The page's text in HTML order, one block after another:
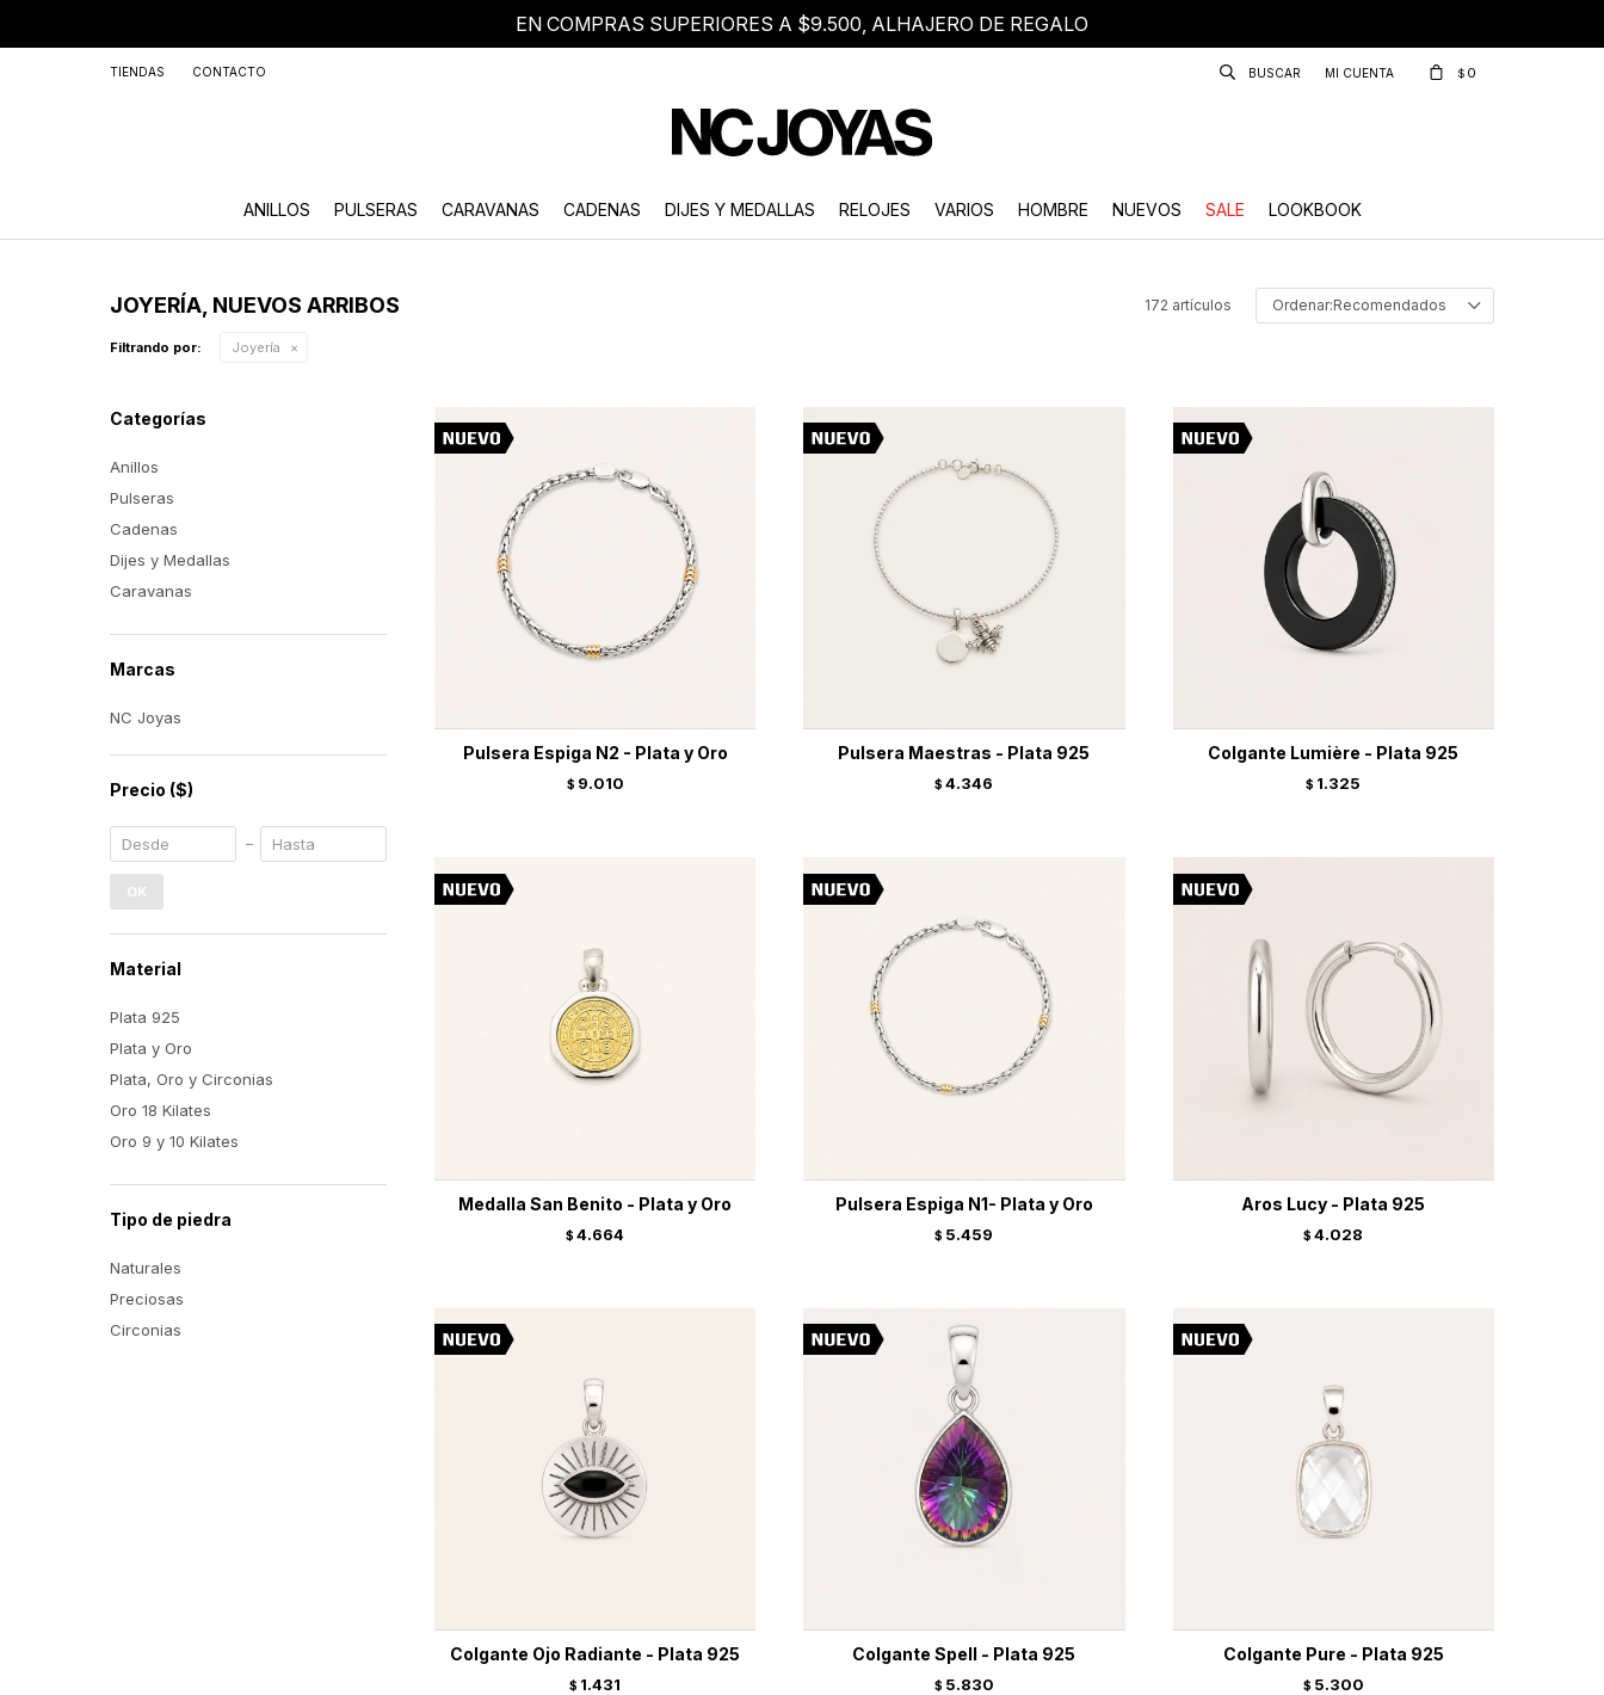
EN COMPRAS SUPERIORES A $9.500, ALHAJERO DE REGALO
ANILLOS PULSERAS CARAVANAS CADENAS DIJES Y MEDALLAS RELOJES VARIOS HOMBRE NUEVOS SALE LOOKBOOK
$ 0
TIENDAS CONTACTO
JOYERÍA, NUEVOS ARRIBOS 172 artículos Recomendados
Filtrando por: Joyería
Pulsera Espiga N2 - Plata y Oro
$ 9.010
Pulsera Maestras - Plata 925
$ 4.346
Colgante Lumière - Plata 925
$ 1.325
Medalla San Benito - Plata y Oro
$ 4.664
Pulsera Espiga N1- Plata y Oro
$ 5.459
Aros Lucy - Plata 925
$ 4.028
Colgante Ojo Radiante - Plata 925
$ 1.431
Colgante Spell - Plata 925
$ 5.830
Colgante Pure - Plata 925
$ 5.300
Categorías
Anillos
Pulseras
Cadenas
Dijes y Medallas
Caravanas
Marcas
NC Joyas
Precio ($)
OK
Material
Plata 925
Plata y Oro
Plata, Oro y Circonias
Oro 18 Kilates
Oro 9 y 10 Kilates
Tipo de piedra
Naturales
Preciosas
Circonias